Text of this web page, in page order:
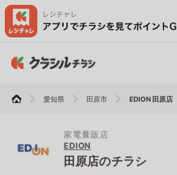
愛知県 田原市 EDION 田原店
家電量販店
EDION
田原店のチラシ